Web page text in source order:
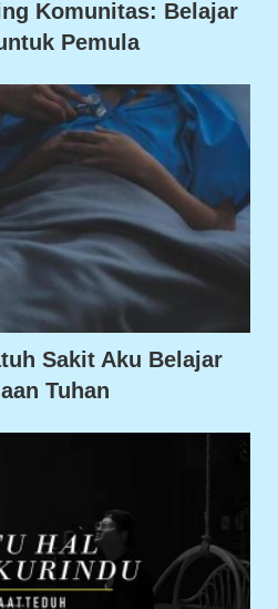
Komunitas: Belajar
Pemula
Sakit Aku Belajar
Tuhan